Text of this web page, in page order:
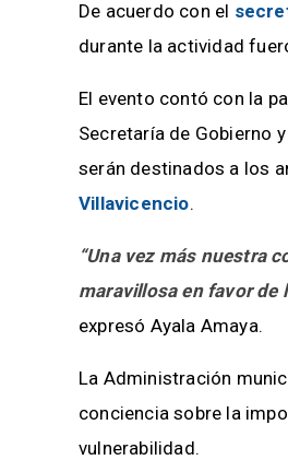
De acuerdo con el
durante la actividad
El evento contó con la
Secretaría de Gobierno
serán destinados a los
Villavicencio.
“Una vez más nuestra
maravillosa en favor de
expresó Ayala Amaya.
La Administración
conciencia sobre la
vulnerabilidad.